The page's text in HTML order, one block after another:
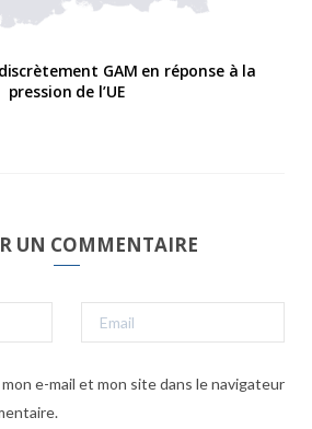
GAM en réponse à la
pression de l’UE
UN COMMENTAIRE
e-mail et mon site dans le navigateur